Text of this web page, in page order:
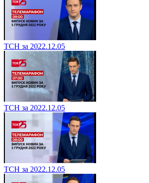
ТСН за 2022.12.05
ТСН за 2022.12.05
ТСН за 2022.12.05